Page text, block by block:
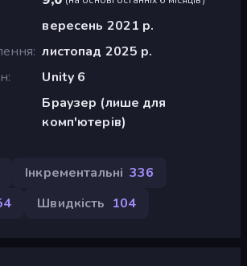
вересень 2021 р.
листопад 2025 р.
Unity 6
Браузер (лише для
комп'ютерів)
Інкрементальні 336
Швидкість 104